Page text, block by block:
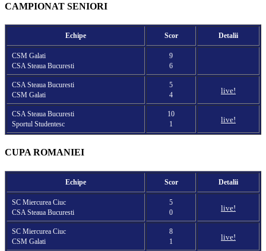
CAMPIONAT SENIORI
Echipe Scor Detalii
CSM Galati
CSA Steaua Bucuresti
9
6
CSA Steaua Bucuresti
CSM Galati
5
4
live!
CSA Steaua Bucuresti
Sportul Studentesc
10
1
live!
CUPA ROMANIEI
Echipe Scor Detalii
SC Miercurea Ciuc
CSA Steaua Bucuresti
5
0
live!
SC Miercurea Ciuc
CSM Galati
8
1
live!